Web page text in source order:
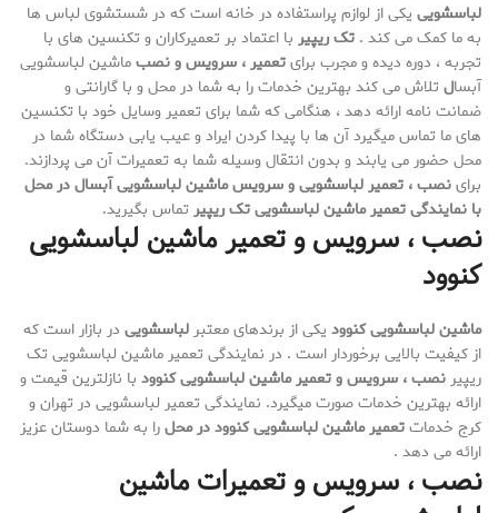
لباسشویی یکی از لوازم پراستفاده در خانه است که در شستشوی لباس ها
به ما کمک می کند . تک ریپیر با اعتماد بر تعمیرکاران و تکنسین های با
تجربه ، دوره دیده و مجرب برایتعمیر ، سرویس و نصبماشین لباسشویی
آبسال تلاش می کند بهترین خدمات را به شما در محل و با گارانتی و
ضمانت نامه ارائه دهد ، هنگامی که شما برای تعمیر وسایل خود با تکنسین
های ما تماس میگیرد آن ها با پیدا کردن ایراد و عیب یابی دستگاه شما در
محل حضور می یابند و بدون انتقال وسیله شما به تعمیرات آن می پردازند.
براینصب ، تعمیر لباسشویی و سرویس ماشین لباسشویی آبسال در محل
با نمایندگی تعمیر ماشین لباسشویی تک ریپیر تماس بگیرید.
نصب ، سرویس و تعمیر ماشین لباسشویی
کنوود
ماشین لباسشویی کنوود یکی از برندهای معتبرلباسشویی در بازار است که
از کیفیت بالایی برخوردار است . در نمایندگی تعمیر ماشین لباسشویی تک
ریپیرنصب ، سرویس و تعمیر ماشین لباسشویی کنوود با نازلترین قیمت و
ارائه بهترین خدمات صورت میگیرد. نمایندگی تعمیر لباسشویی در تهران و
کرج خدماتتعمیر ماشین لباسشویی کنوود در محلرا به شما دوستان عزیز
ارائه می دهد .
نصب ، سرویس و تعمیرات ماشین